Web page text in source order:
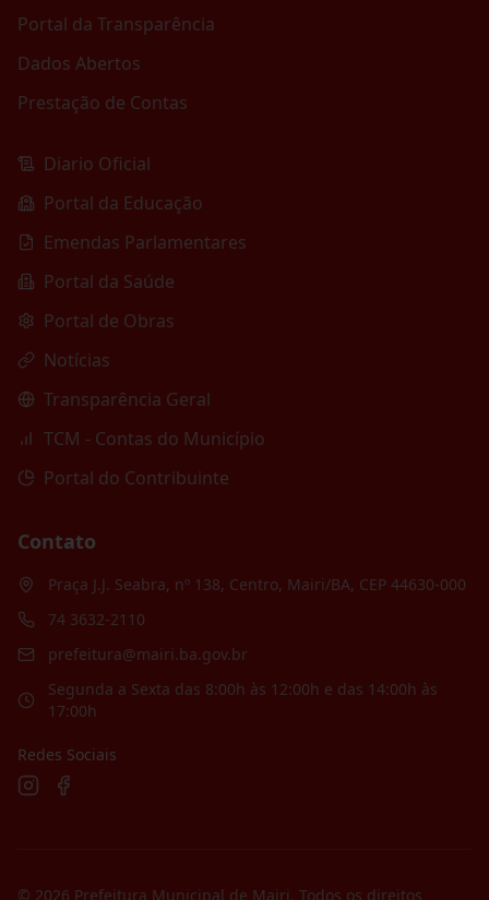
Portal da Transparência
Dados Abertos
Prestação de Contas
Diario Oficial
Portal da Educação
Emendas Parlamentares
Portal da Saúde
Portal de Obras
Notícias
Transparência Geral
TCM - Contas do Município
Portal do Contribuinte
Contato
Praça J.J. Seabra, nº 138, Centro, Mairi/BA, CEP 44630-000
74 3632-2110
prefeitura@mairi.ba.gov.br
Segunda a Sexta das 8:00h às 12:00h e das 14:00h às
17:00h
Redes Sociais
© 2026 Prefeitura Municipal de Mairi. Todos os direitos